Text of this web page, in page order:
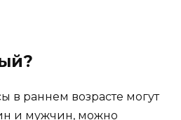
в раннем возрасте могут
и мужчин, можно